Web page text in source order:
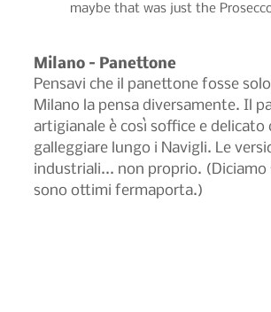
maybe that was just the
Milano – Panettone
Pensavi che il panettone fosse
Milano la pensa diversamente. Il
artigianale è così soffice e delicato
galleggiare lungo i Navigli. Le
industriali... non proprio. (Diciamo
sono ottimi fermaporta.)